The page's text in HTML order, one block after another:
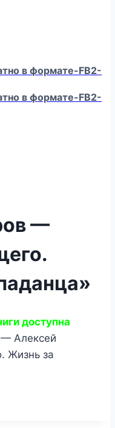
в формате-FB2-
в формате-FB2-
—
доступна
— Алексей
Жизнь за